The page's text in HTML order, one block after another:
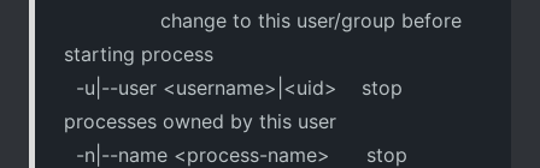
change to this user/group before
starting process
-u|--user <username>|<uid> stop
processes owned by this user
-n|--name <process-name> stop